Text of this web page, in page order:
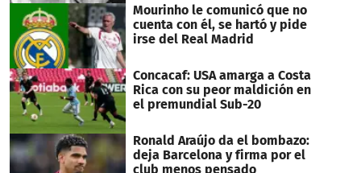
Mourinho le comunicó que no
cuenta con él, se hartó y pide
irse del Real Madrid
Concacaf: USA amarga a Costa
Rica con su peor maldición en
el premundial Sub-20
Ronald Araújo da el bombazo:
deja Barcelona y firma por el
club menos pensado